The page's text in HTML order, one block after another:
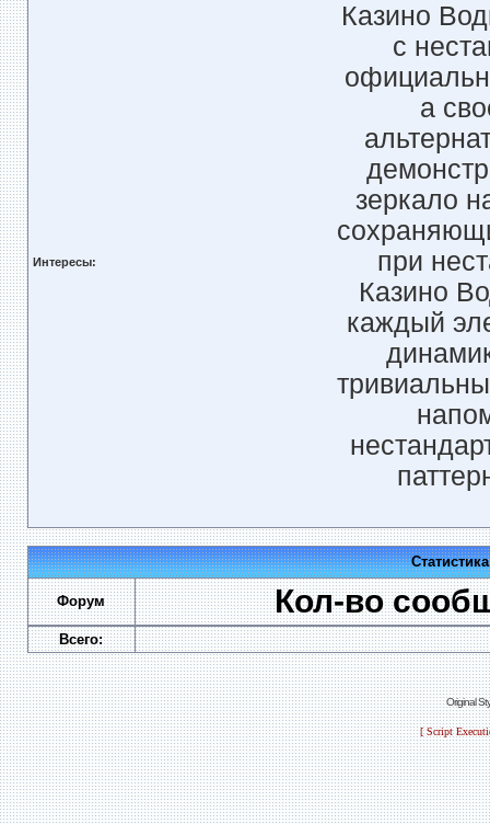
Интересы:
Казино
с
а
зеркало
при
Казино
каждый
Форум Кол-во
Всего:
Original
[ Script